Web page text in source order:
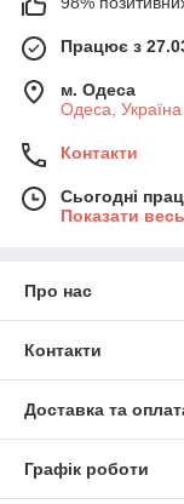
Працює з
м. Одеса
Одеса, Україна
Контакти
Сьогодні
Показати
Про нас
Контакти
Доставка та
Графік роботи